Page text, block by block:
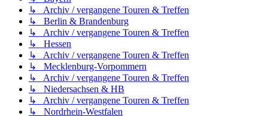
↳ Archiv / vergangene Touren & Treffen
↳ Berlin & Brandenburg
↳ Archiv / vergangene Touren & Treffen
↳ Hessen
↳ Archiv / vergangene Touren & Treffen
↳ Mecklenburg-Vorpommern
↳ Archiv / vergangene Touren & Treffen
↳ Niedersachsen & HB
↳ Archiv / vergangene Touren & Treffen
↳ Nordrhein-Westfalen